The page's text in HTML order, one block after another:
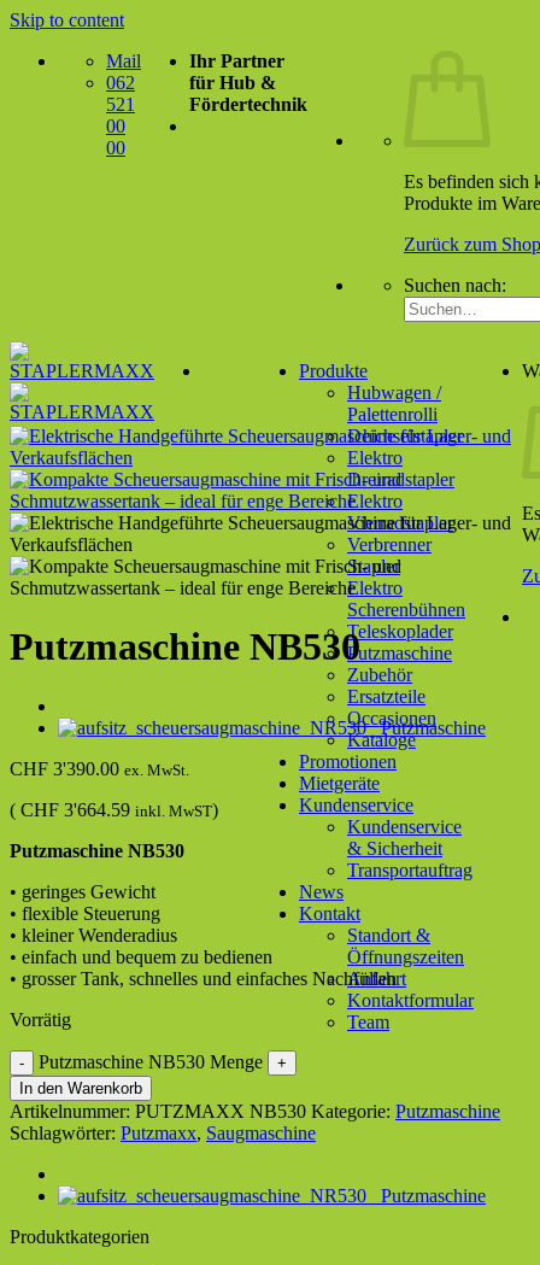
Skip to content
Mail
062
521
00
00
Ihr Partner
für Hub &
Fördertechnik
Es befinden sich
Produkte im
Zurück zum Shop
Suchen nach:
Produkte
Hubwagen /
Palettenrolli
Deichselstapler
Elektro
Dreiradstapler
Elektro
Vierradstapler
Verbrenner
Stapler
Elektro
Scherenbühnen
Teleskoplader
Putzmaschine
Zubehör
Ersatzteile
Occasionen
Kataloge
Promotionen
Mietgeräte
Kundenservice
Kundenservice
& Sicherheit
Transportauftrag
News
Kontakt
Standort &
Öffnungszeiten
Anfahrt
Kontaktformular
Team
Putzmaschine NB530
CHF 3'390.00 ex. MwSt.
( CHF 3'664.59 inkl. MwST)
Putzmaschine NB530
• geringes Gewicht
• flexible Steuerung
• kleiner Wenderadius
• einfach und bequem zu bedienen
• grosser Tank, schnelles und einfaches Nachfüllen
Vorrätig
Putzmaschine NB530 Menge
In den Warenkorb
Artikelnummer: PUTZMAXX NB530 Kategorie: Putzmaschine
Schlagwörter: Putzmaxx, Saugmaschine
Produktkategorien